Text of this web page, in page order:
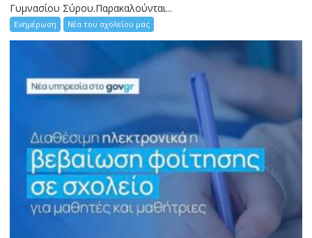
Γυμνασίου Σύρου.Παρακαλούνται...
Ενημέρωση Νέα του σχολείου μας